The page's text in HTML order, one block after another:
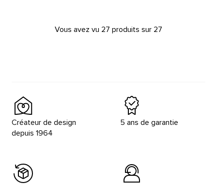
Vous avez vu 27 produits sur 27
Créateur de design
depuis 1964
5 ans de garantie